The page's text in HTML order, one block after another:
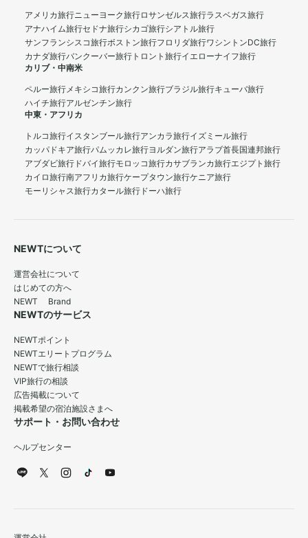
アメリカ旅行ニューヨーク旅行ロサンゼルス旅行ラスベガス旅行
アナハイム旅行セドナ旅行シカゴ旅行シアトル旅行
サンフランシスコ旅行ボストン旅行フロリダ旅行ワシントンDC旅行
カナダ旅行バンクーバー旅行 トロント旅行イエローナイフ旅行
カリブ・中南米
ペルー旅行メキシコ旅行カンクン旅行ブラジル旅行キューバ旅行
ハイチ旅行アルゼンチン旅行
中東・アフリカ
トルコ旅行イスタンブール旅行アンカラ旅行イズミール旅行
カッパドキア旅行パムッカレ旅行ヨルダン旅行アラブ首長国連邦旅行
アブダビ旅行 ドバイ旅行モロッコ旅行カサブランカ旅行エジプト旅行
カイロ旅行南アフリカ旅行ケープタウン旅行ケニア旅行
モーリシャス旅行カタール旅行 ドーハ旅行
NEWTについて
運営会社について
はじめての方へ
NEWT Brand
NEWTのサービス
NEWTポイント
NEWTエリートプログラム
NEWTで旅行相談
VIP旅行の相談
広告掲載について
掲載希望の宿泊施設さまへ
サポート・お問い合わせ
ヘルプセンター